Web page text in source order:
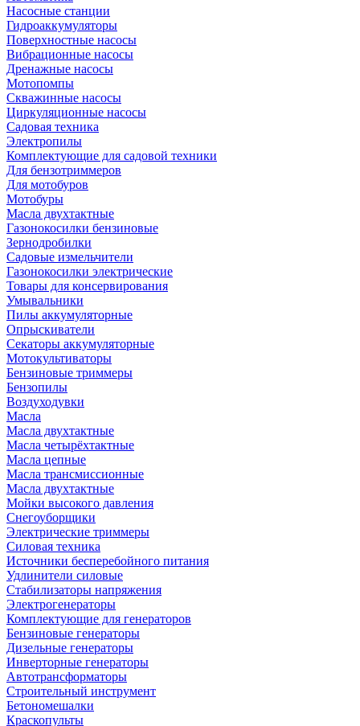
Насосные станции
Гидроаккумуляторы
Поверхностные насосы
Вибрационные насосы
Дренажные насосы
Мотопомпы
Скважинные насосы
Циркуляционные насосы
Садовая техника
Электропилы
Комплектующие для садовой техники
Для бензотриммеров
Для мотобуров
Мотобуры
Масла двухтактные
Газонокосилки бензиновые
Зернодробилки
Садовые измельчители
Газонокосилки электрические
Товары для консервирования
Умывальники
Пилы аккумуляторные
Опрыскиватели
Секаторы аккумуляторные
Мотокультиваторы
Бензиновые триммеры
Бензопилы
Воздуходувки
Масла
Масла двухтактные
Масла четырёхтактные
Масла цепные
Масла трансмиссионные
Масла двухтактные
Мойки высокого давления
Снегоуборщики
Электрические триммеры
Силовая техника
Источники бесперебойного питания
Удлинители силовые
Стабилизаторы напряжения
Электрогенераторы
Комплектующие для генераторов
Бензиновые генераторы
Дизельные генераторы
Инверторные генераторы
Автотрансформаторы
Строительный инструмент
Бетономешалки
Краскопульты